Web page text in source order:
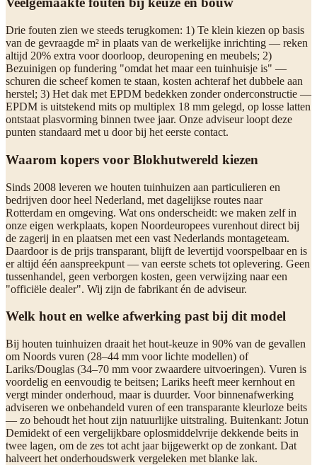
Drie fouten zien we steeds terugkomen: 1) Te klein kiezen op basis
van de gevraagde m² in plaats van de werkelijke inrichting — reken
altijd 20% extra voor doorloop, deuropening en meubels; 2)
Bezuinigen op fundering "omdat het maar een tuinhuisje is" —
schuren die scheef komen te staan, kosten achteraf het dubbele aan
herstel; 3) Het dak met EPDM bedekken zonder onderconstructie —
EPDM is uitstekend mits op multiplex 18 mm gelegd, op losse latten
ontstaat plasvorming binnen twee jaar. Onze adviseur loopt deze
punten standaard met u door bij het eerste contact.
Waarom kopers voor Blokhutwereld kiezen
Sinds 2008 leveren we houten tuinhuizen aan particulieren en
bedrijven door heel Nederland, met dagelijkse routes naar
Rotterdam en omgeving. Wat ons onderscheidt: we maken zelf in
onze eigen werkplaats, kopen Noordeuropees vurenhout direct bij
de zagerij in en plaatsen met een vast Nederlands montageteam.
Daardoor is de prijs transparant, blijft de levertijd voorspelbaar en is
er altijd één aanspreekpunt — van eerste schets tot oplevering. Geen
tussenhandel, geen verborgen kosten, geen verwijzing naar een
"officiële dealer". Wij zijn de fabrikant én de adviseur.
Welk hout en welke afwerking past bij dit model
Bij houten tuinhuizen draait het hout-keuze in 90% van de gevallen
om Noords vuren (28–44 mm voor lichte modellen) of
Lariks/Douglas (34–70 mm voor zwaardere uitvoeringen). Vuren is
voordelig en eenvoudig te beitsen; Lariks heeft meer kernhout en
vergt minder onderhoud, maar is duurder. Voor binnenafwerking
adviseren we onbehandeld vuren of een transparante kleurloze beits
— zo behoudt het hout zijn natuurlijke uitstraling. Buitenkant: Jotun
Demidekt of een vergelijkbare oplosmiddelvrije dekkende beits in
twee lagen, om de zes tot acht jaar bijgewerkt op de zonkant. Dat
halveert het onderhoudswerk vergeleken met blanke lak.